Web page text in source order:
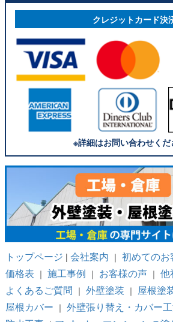
クレジットカード決
※詳細はお問い合わせくだ
トップページ | 会社案内 ｜ 初めてのお
価格表 ｜ 施工事例 ｜ お客様の声｜ 他
よくあるご質問 ｜ 外壁塗装 ｜ 屋根塗
屋根カバー ｜ 外壁張り替え・カバー